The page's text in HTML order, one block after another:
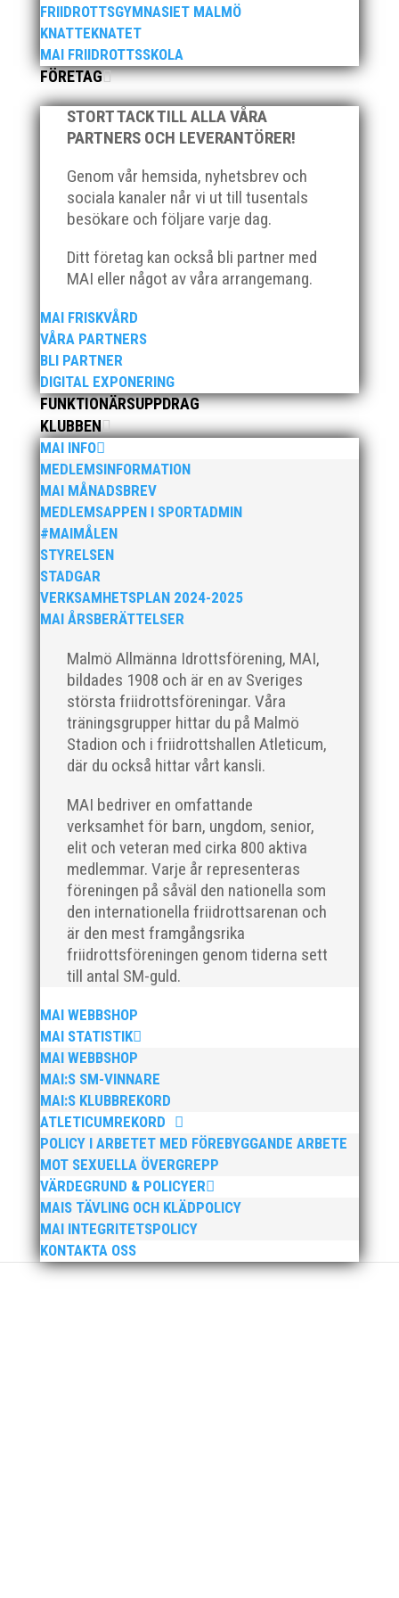
FRIIDROTTSGYMNASIET MALMÖ
KNATTEKNATET
MAI FRIIDROTTSSKOLA
FÖRETAG
STORT TACK TILL ALLA VÅRA
PARTNERS OCH LEVERANTÖRER!
Genom vår hemsida, nyhetsbrev och
sociala kanaler når vi ut till tusentals
besökare och följare varje dag.
Ditt företag kan också bli partner med
MAI eller något av våra arrangemang.
MAI FRISKVÅRD
VÅRA PARTNERS
BLI PARTNER
DIGITAL EXPONERING
FUNKTIONÄRSUPPDRAG
KLUBBEN
MAI INFO
MEDLEMSINFORMATION
MAI MÅNADSBREV
MEDLEMSAPPEN I SPORTADMIN
#MAIMÅLEN
STYRELSEN
STADGAR
VERKSAMHETSPLAN 2024-2025
MAI ÅRSBERÄTTELSER
Malmö Allmänna Idrottsförening, MAI,
bildades 1908 och är en av Sveriges
största friidrottsföreningar. Våra
träningsgrupper hittar du på Malmö
Stadion och i friidrottshallen Atleticum,
där du också hittar vårt kansli.
MAI bedriver en omfattande
verksamhet för barn, ungdom, senior,
elit och veteran med cirka 800 aktiva
medlemmar. Varje år representeras
föreningen på såväl den nationella som
den internationella friidrottsarenan och
är den mest framgångsrika
friidrottsföreningen genom tiderna sett
till antal SM-guld.
MAI WEBBSHOP
MAI STATISTIK
MAI WEBBSHOP
MAI:S SM-VINNARE
MAI:S KLUBBREKORD
ATLETICUMREKORD
POLICY I ARBETET MED FÖREBYGGANDE ARBETE
MOT SEXUELLA ÖVERGREPP
VÄRDEGRUND & POLICYER
MAIS TÄVLING OCH KLÄDPOLICY
MAI INTEGRITETSPOLICY
KONTAKTA OSS
2025 innebar något av ett internationellt genombrott
för MAI:s kulstötare Wictor Petersson. Året gav
svenskt rekord, EM-silver inomhus, dessutom sexa på
VM inomhus och elva på VM ute i somras. Och en
stark tro på framtiden efter några motiga år när inte
så mycket hänt...
När Friidrottssverige samlades för fest gick en av
utmärkelserna till MAI och Kalvinknatet – Lasses
skötebarn i alla år. MAI-delegationen fick ta emot
priset ”Årets pulshöjare”, och bland annat fanns
ordförande Fredrik Wennolf på plats för att ta emot
hyllningarna. –...
Som traditionen bjuder så var vi ett helt gäng löpare
från MAI RUNNERS som sprang det mysiga
Sylvesterloppet på självaste nyårsafton. Formen är
enkel, ett eller två varv runt Pildammsparken (2,7 km
främsta i varje...
Klubbchef – Malmö Allmänna Idrottsförening (MAI)
Vill du vara med och skapa glädje, gemenskap och
utveckling i en av Sveriges största
friidrottsföreningar? Malmö Allmänna Idrottsförening
– MAI – söker en engagerad, strategisk,
relationsbyggande och affärsinriktad...
För mig har Lasse betytt oerhört mycket på flera
plan. På 80- och 90-talet, då jag själv var aktiv, var
han för mig en handlingskraftig ledare som alltid var
på plats och igång med en mängd olika projekt. Med
sin parhäst och nära vän, Bengt Bendéus,...